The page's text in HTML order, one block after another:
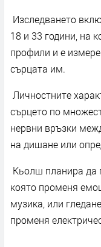
Изследването
18 и 33 години, на
профили и е
сърцата им.
Личностните
сърцето по
нервни връзки
на дишане или
Kьолш планира да
която променя
музика, или
променя